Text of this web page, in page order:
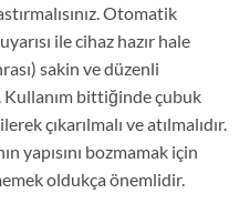
Otomatik
ile cihaz hazır hale
sakin ve düzenli
bittiğinde çubuk
çıkarılmalı ve atılmalıdır.
yapısını bozmamak için
oldukça önemlidir.